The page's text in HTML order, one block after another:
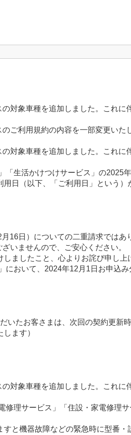
対象車種を追加しました。これ
ご利用規約の内容を一部変更いた
対象車種を追加しました。これ
「生活かけつけサービス」の2025
日（以下、「ご利用日」という
16日）についての二重請求ではあ
いませんので、ご安心ください。
ましたこと、心よりお詫び申し上
において、2024年12月1日お申込
いたお客さまは、次回の契約更新
ます）
対象車種を追加しました。これ
修理サービス」「住設・家電修理
と機器故障などの緊急時に型番